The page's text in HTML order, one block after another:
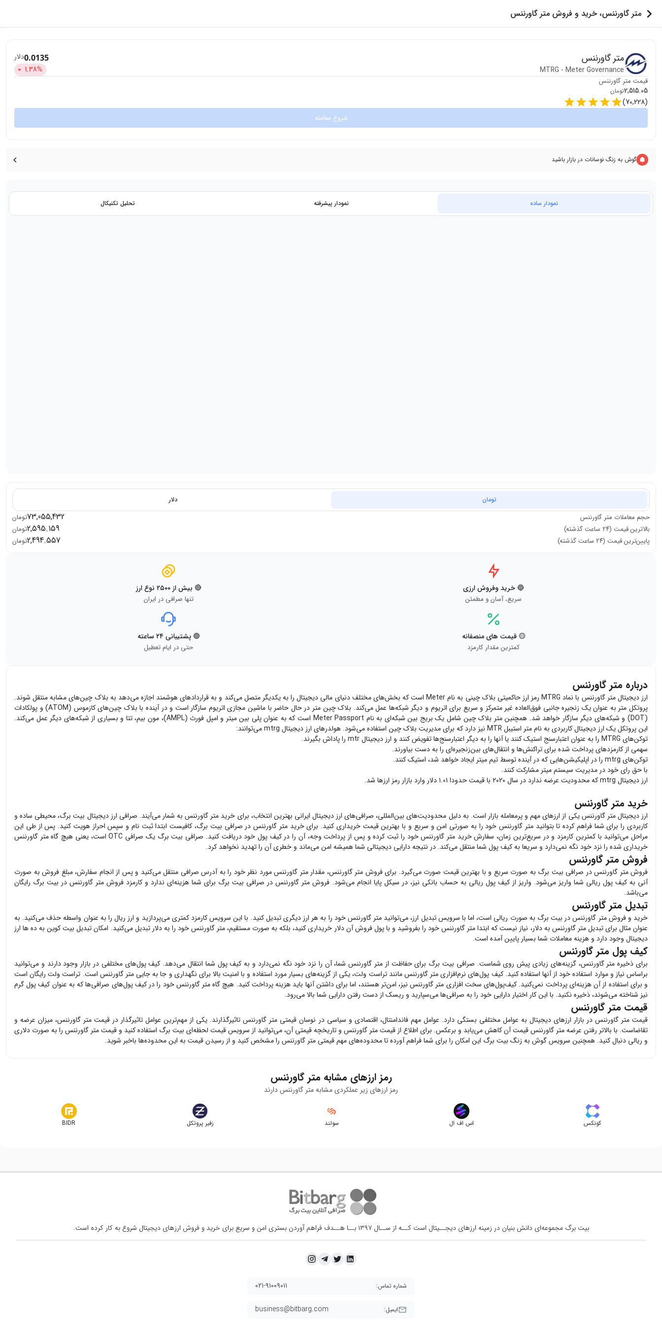
متر گاورننس، خرید و فروش متر گاورننس
متر گاورننس
MTRG - Meter Governance
0.0135دلار
1.38%
قیمت متر گاورننس
2,515.05تومان
(
70,228
)
شروع معامله
گوش به زنگ نوسانات در بازار باشید
نمودار ساده نمودار پیشرفته تحلیل تکنیکال
تومان دلار
حجم معاملات متر گاورننس 73,055,432تومان
بالاترین قیمت (۲۴ ساعت گذشته)
2,595.159تومان
پایین‌ترین قیمت (۲۴ ساعت گذشته)
2,494.557تومان
🔵 خرید وفروش ارزی
سریع، آسان و مطمئن
🔴 بیش از ۲۵۰۰ نوع ارز
تنها صرافی در ایران
🟡 قیمت های منصفانه
کمترین مقدار کارمزد
🟢 پشتیبانی ۲۴ ساعته
حتی در ایام تعطیل
درباره متر گاورننس
ارز دیجیتال متر گاورننس با نماد MTRG رمز ارز حاکمیتی بلاک چینی به نام Meter است که بخش‌های مختلف دنیای مالی دیجیتال را به یکدیگر متصل می‌کند و به قراردادهای هوشمند اجازه می‌دهد به بلاک چین‌های مشابه منتقل شوند.
پروتکل متر به عنوان یک زنجیره جانبی فوق‌العاده غیر متمرکز و سریع برای اتریوم و دیگر شبکه‌ها عمل می‌کند. بلاک چین متر در حال حاضر با ماشین مجازی اتریوم سازگار است و در آینده با بلاک چین‌هایکازموس (ATOM) و پولکادات
(DOT)
و شبکه‌های دیگر سازگار خواهد شد. همچنین متر بلاک چین شامل یک بریج بین شبکه‌ای به نام Meter Passport است که به عنوان پلی بین میتر و امپل فورث (AMPL)
، مون بیم، تتا و بسیاری از شبکه‌های دیگر عمل می‌کند.
این پروتکل یک ارز دیجیتال کاربردی به نام متر استیبل MTR نیز دارد که برای مدیریت بلاک چین استفاده می‌شود. هولدرهای ارز دیجیتال mtrg می‌توانند:
توکن‌های MTRG را به عنوان اعتبارسنج استیک کنند یا آنها را به دیگر اعتبارسنج‌ها تفویض کنند و ارز دیجیتال mtr را پاداش بگیرند.
سهمی از کارمزدهای پرداخت شده برای تراکنش‌ها و انتقال‌های بین‌زنجیره‌ای را به دست بیاورند.
توکن‌های mtrg را در اپلیکیشن‌هایی که در آینده توسط تیم میتر ایجاد خواهد شد، استیک کنند.
با حق رای خود در مدیریت سیستم میتر مشارکت کنند.
ارز دیجیتال mtrg که محدودیت عرضه ندارد در سال ۲۰۲۰ با قیمت حدودا ۱.۰۱ دلار وارد بازار رمز ارزها شد.
خرید متر گاورننس
ارز دیجیتالمتر گاورننسیکی از ارزهای مهم و پرمعامله بازار است. به دلیل محدودیت‌های بین‌المللی، صرافی‌های ارز دیجیتال ایرانی بهترین انتخاب، برای خرید متر گاورننسبه شمار می‌آیند. صرافی ارز دیجیتال بیت برگ، محیطی ساده و
کاربردی را برای شما فراهم کرده تا بتوانیدمتر گاورننسخود را به صورتی امن و سریع و با بهترین قیمت خریداری کنید. برای خریدمتر گاورننسدر صرافی بیت برگ، کافیست ابتدا ثبت نام و سپس احراز هویت کنید. پس از طی این
مراحل می‌توانید با کمترین کارمزد و در سریع‌ترین زمان، سفارش خرید متر گاورننسخود را ثبت کرده و پس از پرداخت وجه، آن را در کیف پول خود دریافت کنید. صرافی بیت برگ یک صرافی OTC است، یعنی هیچ گاه
متر گاورننس
خریداری شده را نزد خود نگه نمی‌دارد و سریعا به کیف پول شما منتقل می‌کند. در نتیجه دارایی دیجیتالی شما همیشه امن می‌ماند و خطری آن را تهدید نخواهد کرد.
فروش متر گاورننس
فروشمتر گاورننسدر صرافی بیت برگ به صورت سریع و با بهترین قیمت صورت می‌گیرد. برای فروش متر گاورننس، مقدارمتر گاورننسمورد نظر خود را به آدرس صرافی منتقل می‌کنید و پس از انجام سفارش، مبلغ فروش به صورت
آنی به کیف پول ریالی شما واریز می‌شود. واریز از کیف پول ریالی به حساب بانکی نیز، در سیکل پایا انجام می‌شود. فروش متر گاورننسدر صرافی بیت برگ برای شما هزینه‌ای ندارد و کارمزد فروش متر گاورننسدر بیت برگ رایگان
می‌باشد.
تبدیل متر گاورننس
خرید و فروشمتر گاورننسدر بیت برگ به صورت ریالی است، اما با سرویس تبدیل ارز، می‌توانید متر گاورننسخود را به هر ارز دیگری تبدیل کنید. با این سرویس کارمزد کمتری می‌پردازید و ارز ریال را به عنوان واسطه حذف می‌کنید. به
عنوان مثال برای تبدیلمتر گاورننس به دلار، نیاز نیست که ابتدامتر گاورننسخود را بفروشید و با پول فروش آن دلار خریداری کنید، بلکه به صورت مستقیم،متر گاورننسخود را به دلار تبدیل می‌کنید. امکان تبدیل بیت کوین به ده ها ارز
دیجیتال وجود دارد و هزینه معاملات شما بسیار پایین آمده است.
کیف پول متر گاورننس
برای ذخیره متر گاورننس، گزینه‌های زیادی پیش روی شماست. صرافی بیت برگ برای حفاظت از متر گاورننسشما، آن را نزد خود نگه نمی‌دارد و به کیف پول شما انتقال می‌دهد. کیف پول‌های مختلفی در بازار وجود دارند و می‌توانید
براساس نیاز و موارد استفاده خود از آنها استفاده کنید. کیف پول‌های نرم‌افزاریمتر گاورننسمانند تراست ولت، یکی از گزینه‌های بسیار مورد استفاده و با امنیت بالا برای نگهداری و جا به جاییمتر گاورننس است. تراست ولت رایگان است
و برای استفاده از آن هزینه‌ای پرداخت نمی‌کنید. کیف‌پول‌های سخت افزاری متر گاورننسنیز، امن‌تر هستند، اما برای داشتن آنها باید هزینه پرداخت کنید. هیچ گاهمتر گاورننسخود را در کیف پول‌های صرافی‌ها که به عنوان کیف پول گرم
نیز شناخته می‌شوند، ذخیره نکنید. با این کار اختیار دارایی خود را به صرافی‌ها می‌سپارید و ریسک از دست رفتن دارایی شما بالا می‌رود.
قیمت متر گاورننس
قیمت متر گاورننس در بازار ارزهای دیجیتال به عوامل مختلفی بستگی دارد. عوامل مهم فاندامنتال، اقتصادی و سیاسی در نوسان قیمتی متر گاورننس تاثیرگذارند. یکی از مهم‌ترین عوامل تاثیرگذار در قیمت متر گاورننس، میزان عرضه و
تقاضاست. با بالاتر رفتن عرضهمتر گاورننسقیمت آن کاهش می‌یابد و برعکس. برای اطلاع از قیمتمتر گاورننس و تاریخچه قیمتی آن، می‌توانید از سرویس قیمت لحظه‌ای بیت برگ استفاده کنید و قیمتمتر گاورننس را به صورت دلاری
و ریالی دنبال کنید. همچنین سرویس گوش به زنگ بیت برگ این امکان را برای شما فراهم آورده تا محدوده‌های مهم قیمتی متر گاورننس را مشخص کنید و از رسیدن قیمت به این محدوده‌ها باخبر شوید.
رمز ارزهای مشابه متر گاورننس
رمز ارزهای زیر عملکردی مشابهمتر گاورننسدارند
کونکس اس اف ال سولند زفیر پروتکل BIDR
بیت برگ مجموعه‌ای دانش بنیان در زمینه ارزهای دیجــیتال است کــه از ســال ۱۳۹۷ بــا هــدف فراهم آوردن بستری امن و سریع برای خرید و فروش ارزهای دیجیتال شروع به کار کرده است.
ایمیل: business@bitbarg.com
شماره تماس: ۰۲۱-۹۱۰۰۹۰۱۱